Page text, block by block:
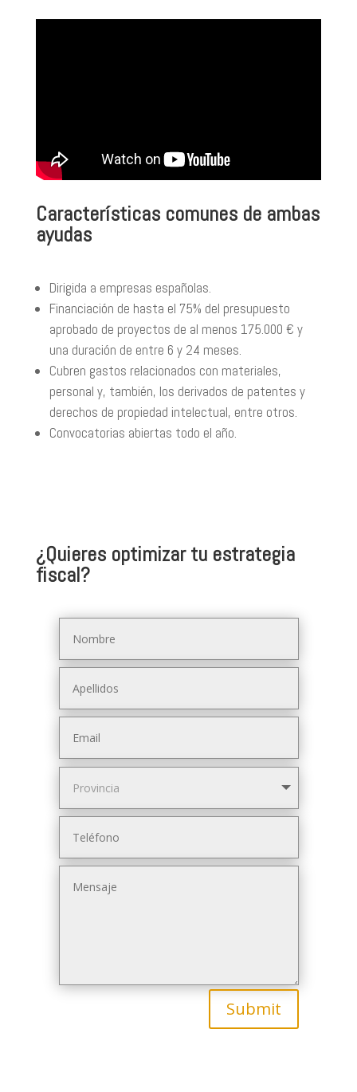
Características comunes de ambas
ayudas
Dirigida a empresas españolas.
Financiación de hasta el 75% del presupuesto
aprobado de proyectos de al menos 175.000 € y
una duración de entre 6 y 24 meses.
Cubren gastos relacionados con materiales,
personal y, también, los derivados de patentes y
derechos de propiedad intelectual, entre otros.
Convocatorias abiertas todo el año.
¿Quieres optimizar tu estrategia
fiscal?
Submit